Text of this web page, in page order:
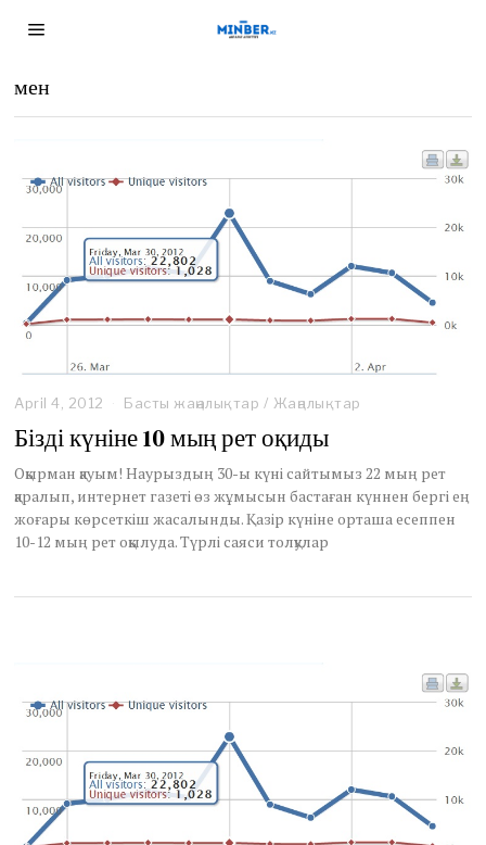
мен
April 4, 2012
r
l
4
,
2
2
Басты жаңалықтар / Жаңалықтар
Бізді күніне 10 мың рет оқиды
Оқырман қауым! Наурыздың 30-ы күні сайтымыз 22 мың рет
қаралып, интернет газеті өз жұмысын бастаған күннен бергі ең
жоғары көрсеткіш жасалынды. Қазір күніне орташа есеппен
10-12 мың рет оқылуда. Түрлі саяси толқулар